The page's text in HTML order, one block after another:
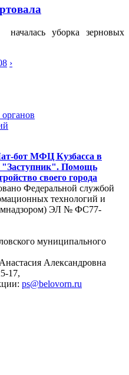
уборка зерновых
›
бот МФЦ Кузбасса в
"Заступник". Помощь
своего города
Федеральной службой
технологий и
ЭЛ № ФС77-
муниципального
Александровна
17,
ps@belovorn.ru